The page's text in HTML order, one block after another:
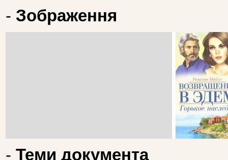
- Зображення
- Теми документа